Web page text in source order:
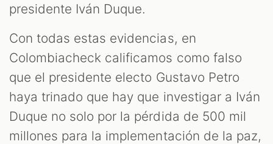
presidente Iván Duque.
Con todas estas evidencias, en
Colombiacheck calificamos como falso
que el presidente electo Gustavo Petro
haya trinado que hay que investigar a Iván
Duque no solo por la pérdida de 500 mil
millones para la implementación de la paz,